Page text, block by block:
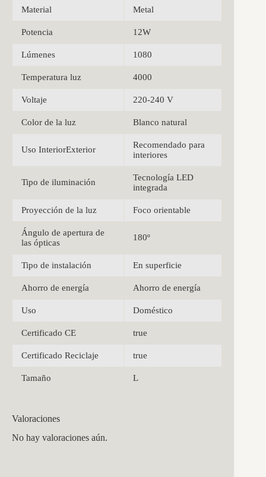
Material Metal
Potencia 12W
Lúmenes 1080
Temperatura luz 4000
Voltaje 220-240 V
Color de la luz Blanco natural
Uso InteriorExterior
Recomendado para
interiores
Tipo de iluminación
Tecnología LED
integrada
Proyección de la luz Foco orientable
Ángulo de apertura de
las ópticas
180º
Tipo de instalación En superficie
Ahorro de energía Ahorro de energía
Uso Doméstico
Certificado CE true
Certificado Reciclaje true
Tamaño L
Valoraciones
No hay valoraciones aún.